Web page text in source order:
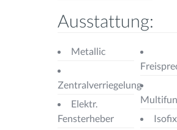
Ausstattung:
Metallic
Zentralverriegelung
Elektr.
Fensterheber
Isofix